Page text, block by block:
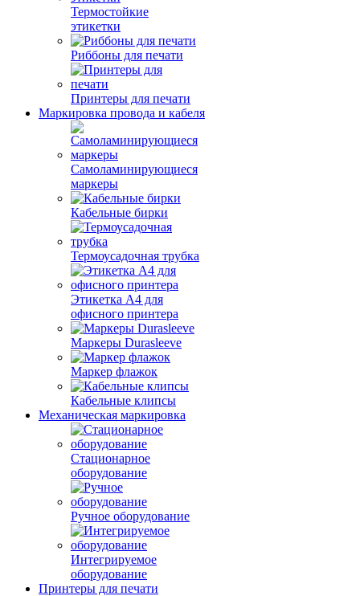
Термостойкие
этикетки
Риббоны для печати
Принтеры для печати
Маркировка провода и кабеля
Самоламинирующиеся
маркеры
Кабельные бирки
Термоусадочная трубка
Этикетка А4 для
офисного принтера
Маркеры Durasleeve
Маркер флажок
Кабельные клипсы
Механическая маркировка
Стационарное
оборудование
Ручное оборудование
Интегрируемое
оборудование
Принтеры для печати